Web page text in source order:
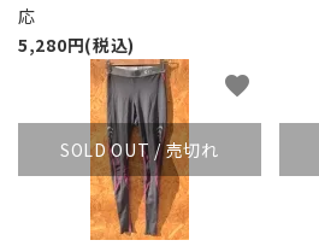
応
5,280円(税込)
SOLD OUT / 売切れ
favorite